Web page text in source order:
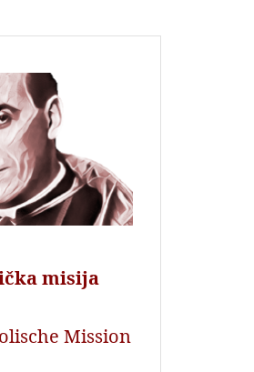
misija
Mission